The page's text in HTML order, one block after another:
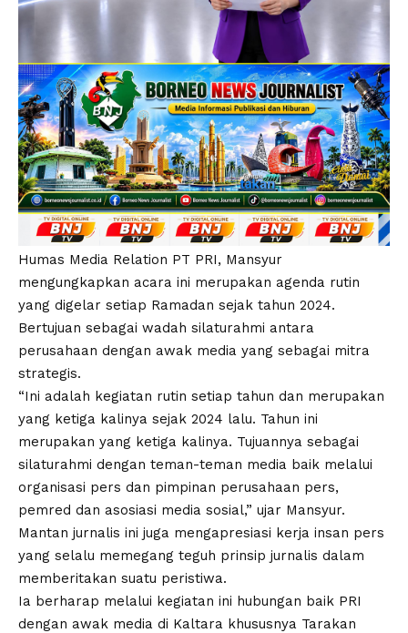
Humas Media Relation PT PRI, Mansyur
mengungkapkan acara ini merupakan agenda rutin
yang digelar setiap Ramadan sejak tahun 2024.
Bertujuan sebagai wadah silaturahmi antara
perusahaan dengan awak media yang sebagai mitra
strategis.
“Ini adalah kegiatan rutin setiap tahun dan merupakan
yang ketiga kalinya sejak 2024 lalu. Tahun ini
merupakan yang ketiga kalinya. Tujuannya sebagai
silaturahmi dengan teman-teman media baik melalui
organisasi pers dan pimpinan perusahaan pers,
pemred dan asosiasi media sosial,” ujar Mansyur.
Mantan jurnalis ini juga mengapresiasi kerja insan pers
yang selalu memegang teguh prinsip jurnalis dalam
memberitakan suatu peristiwa.
Ia berharap melalui kegiatan ini hubungan baik PRI
dengan awak media di Kaltara khususnya Tarakan